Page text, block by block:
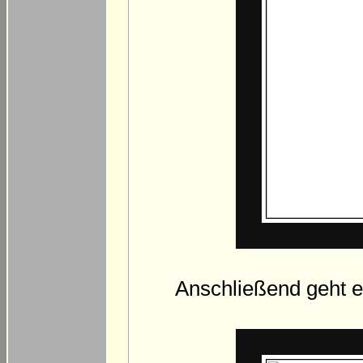
Anschließend geht